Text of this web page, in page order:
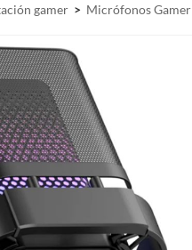
gamer Micrófonos Gamer